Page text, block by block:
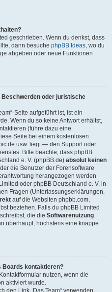
geschrieben. Wenn du denkst, dass
dann besuche phpBB Ideas, wo du
abgeben oder neue Funktionen
oder juristische
Seite aufgeführt ist, ist ein
Wenn du so keine Antwort erhältst,
(führe dazu eine
Seite bei einem kostenlosen
usw. liegt — den Support oder
Bitte beachte, dass phpBB
e. V. (phpBB.de) absolut keinen
die Benutzer der Forensoftware
herangezogen werden
oder phpBB Deutschland e. V. in
Fragen (Unterlassungserklärungen,
auf die Websiten phpbb.com,
beziehen. Falls du phpBB Limited
die die Softwarenutzung
überhaupt, höchstens eine knappe
Boards kontaktieren?
nutzen, wenn die
aktiviert wurde.
den Link „Das Team“ verwenden.